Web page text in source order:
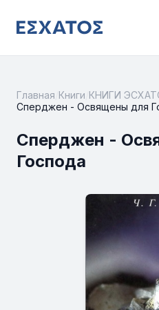
Главная Книги КНИГИ
Сперджен - Освящены для
Сперджен -
Господа